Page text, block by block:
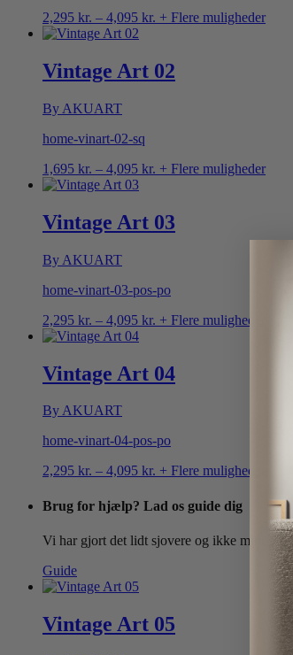
2,295 kr. – 4,095 kr. Prisinterval:
4,095 kr.
+ Flere muligheder
Vintage Art 02
By AKUART
home-vinart-02-sq
1,695 kr. – 4,095 kr. Prisinterval:
4,095 kr.
+ Flere muligheder
Vintage Art 03
By AKUART
home-vinart-03-pos-po
2,295 kr. – 4,095 kr. Prisinterval:
4,095 kr.
+ Flere muligheder
Vintage Art 04
By AKUART
home-vinart-04-pos-po
2,295 kr. – 4,095 kr. Prisinterval:
til
4,095 kr.
+ Flere muligheder
Brug for hjælp? Lad os guide dig
Vi har gjort det lidt sjovere og ikke mindst
Guide
Vintage Art 05